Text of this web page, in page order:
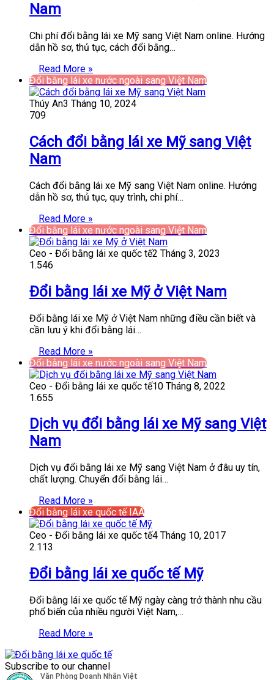
Nam
Chi phí đổi bằng lái xe Mỹ sang Việt Nam online. Hướng
dẫn hồ sơ, thủ tục, cách đổi bằng…
Read More »
Đổi bằng lái xe nước ngoài sang Việt Nam
Thúy An3 Tháng 10, 2024
709
Cách đổi bằng lái xe Mỹ sang Việt
Nam
Cách đổi bằng lái xe Mỹ sang Việt Nam online. Hướng
dẫn hồ sơ, thủ tục, quy trình, chi phí…
Read More »
Đổi bằng lái xe nước ngoài sang Việt Nam
Ceo - Đổi bằng lái xe quốc tế2 Tháng 3, 2023
1.546
Đổi bằng lái xe Mỹ ở Việt Nam
Đổi bằng lái xe Mỹ ở Việt Nam những điều cần biết và
cần lưu ý khi đổi bằng lái…
Read More »
Đổi bằng lái xe nước ngoài sang Việt Nam
Ceo - Đổi bằng lái xe quốc tế10 Tháng 8, 2022
1.655
Dịch vụ đổi bằng lái xe Mỹ sang Việt
Nam
Dịch vụ đổi bằng lái xe Mỹ sang Việt Nam ở đâu uy tín,
chất lượng. Chuyển đổi bằng lái…
Read More »
Đổi bằng lái xe quốc tế IAA
Ceo - Đổi bằng lái xe quốc tế4 Tháng 10, 2017
2.113
Đổi bằng lái xe quốc tế Mỹ
Đổi bằng lái xe quốc tế Mỹ ngày càng trở thành nhu cầu
phổ biến của nhiều người Việt Nam,…
Read More »
Subscribe to our channel